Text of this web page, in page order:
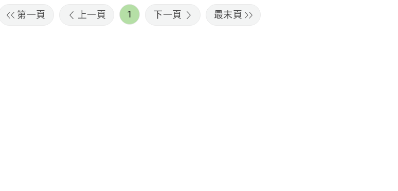
第一頁 上一頁 1 下一頁 最末頁